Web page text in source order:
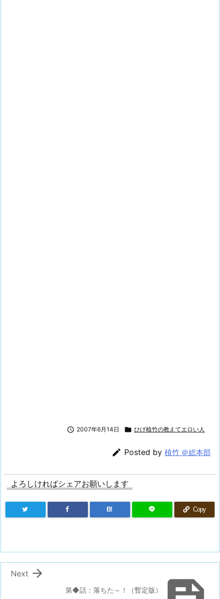
 2007年6月14日  ひげ植竹の教えてエロい人
 Posted by 植竹 ＠総本部
よろしければシェアお願いします
B! Copy
第◆話：落ちた～！（暫定版）

Next